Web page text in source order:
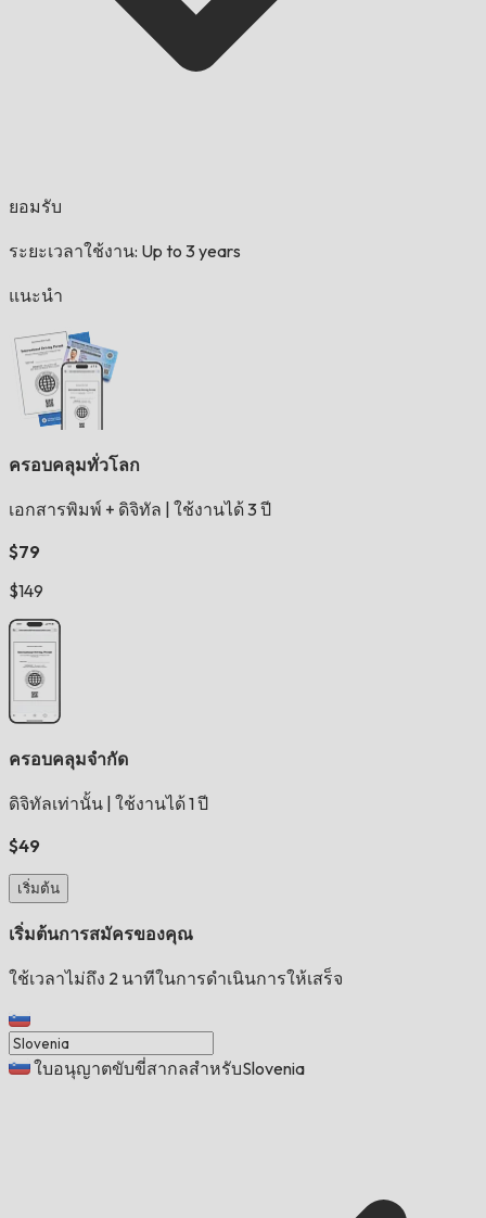
ยอมรับ
ระยะเวลาใช้งาน: Up to 3 years
แนะนำ
ครอบคลุมทั่วโลก
เอกสารพิมพ์ + ดิจิทัล ใช้งานได้ 3 ปี
$79
$149
ครอบคลุมจำกัด
ดิจิทัลเท่านั้น ใช้งานได้ 1 ปี
$49
เริ่มต้น
เริ่มต้นการสมัครของคุณ
ใช้เวลาไม่ถึง 2 นาทีในการดำเนินการให้เสร็จ
ใบอนุญาตขับขี่สากลสำหรับSlovenia